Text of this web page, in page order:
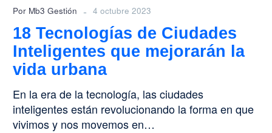
Por Mb3 Gestión - 4 octubre 2023
18 Tecnologías de Ciudades
Inteligentes que mejorarán la
vida urbana
En la era de la tecnología, las ciudades
inteligentes están revolucionando la forma en que
vivimos y nos movemos en…